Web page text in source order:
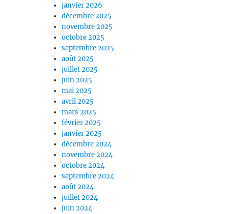
janvier 2026
décembre 2025
novembre 2025
octobre 2025
septembre 2025
août 2025
juillet 2025
juin 2025
mai 2025
avril 2025
mars 2025
février 2025
janvier 2025
décembre 2024
novembre 2024
octobre 2024
septembre 2024
août 2024
juillet 2024
juin 2024